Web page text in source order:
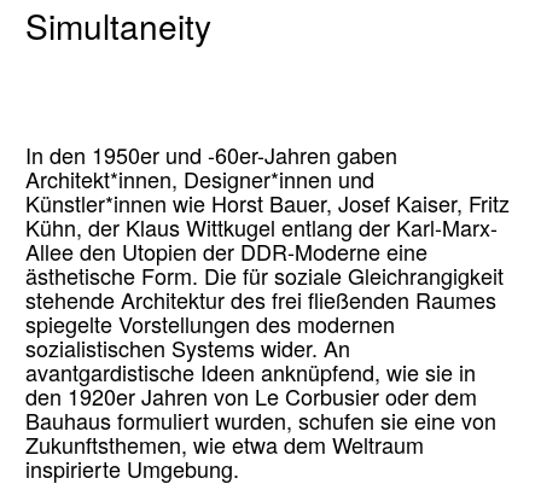
Simultaneity
In den 1950er und -60er-Jahren gaben
Architekt*innen, Designer*innen und
Künstler*innen wie Horst Bauer, Josef Kaiser, Fritz
Kühn, der Klaus Wittkugel entlang der Karl-Marx-
Allee den Utopien der DDR-Moderne eine
ästhetische Form. Die für soziale Gleichrangigkeit
stehende Architektur des frei fließenden Raumes
spiegelte Vorstellungen des modernen
sozialistischen Systems wider. An
avantgardistische Ideen anknüpfend, wie sie in
den 1920er Jahren von Le Corbusier oder dem
Bauhaus formuliert wurden, schufen sie eine von
Zukunftsthemen, wie etwa dem Weltraum
inspirierte Umgebung.